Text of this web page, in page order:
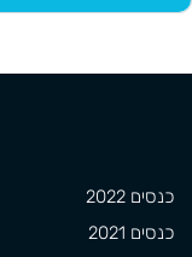
כנסים 2022
כנסים 2021